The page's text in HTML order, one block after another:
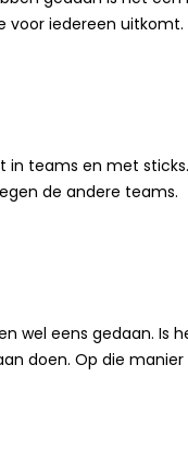
voor iedereen uitkomt.
in teams en met
de andere teams.
wel eens gedaan. Is
doen. Op die